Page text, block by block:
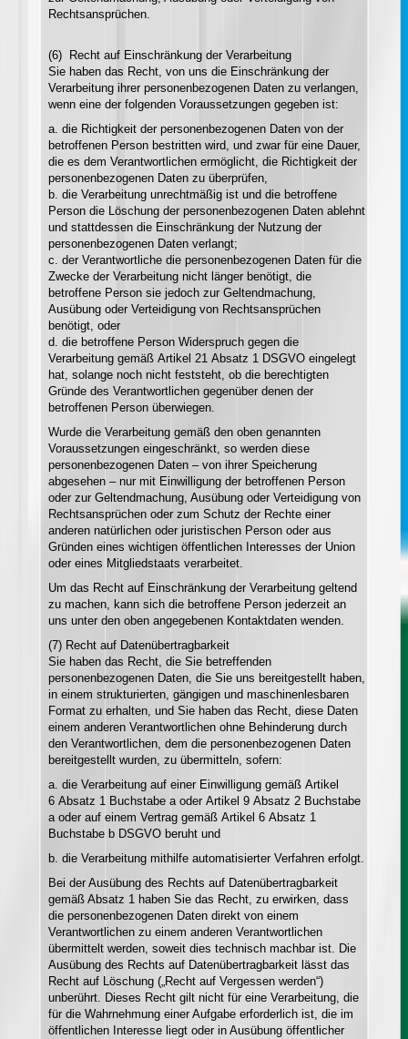
Rechtsansprüchen.
(6) Recht auf Einschränkung der Verarbeitung
Sie haben das Recht, von uns die Einschränkung der
Verarbeitung ihrer personenbezogenen Daten zu verlangen,
wenn eine der folgenden Voraussetzungen gegeben ist:
a. die Richtigkeit der personenbezogenen Daten von der
betroffenen Person bestritten wird, und zwar für eine Dauer,
die es dem Verantwortlichen ermöglicht, die Richtigkeit der
personenbezogenen Daten zu überprüfen,
b. die Verarbeitung unrechtmäßig ist und die betroffene
Person die Löschung der personenbezogenen Daten ablehnt
und stattdessen die Einschränkung der Nutzung der
personenbezogenen Daten verlangt;
c. der Verantwortliche die personenbezogenen Daten für die
Zwecke der Verarbeitung nicht länger benötigt, die
betroffene Person sie jedoch zur Geltendmachung,
Ausübung oder Verteidigung von Rechtsansprüchen
benötigt, oder
d. die betroffene Person Widerspruch gegen die
Verarbeitung gemäß Artikel 21 Absatz 1 DSGVO eingelegt
hat, solange noch nicht feststeht, ob die berechtigten
Gründe des Verantwortlichen gegenüber denen der
betroffenen Person überwiegen.
Wurde die Verarbeitung gemäß den oben genannten
Voraussetzungen eingeschränkt, so werden diese
personenbezogenen Daten – von ihrer Speicherung
abgesehen – nur mit Einwilligung der betroffenen Person
oder zur Geltendmachung, Ausübung oder Verteidigung von
Rechtsansprüchen oder zum Schutz der Rechte einer
anderen natürlichen oder juristischen Person oder aus
Gründen eines wichtigen öffentlichen Interesses der Union
oder eines Mitgliedstaats verarbeitet.
Um das Recht auf Einschränkung der Verarbeitung geltend
zu machen, kann sich die betroffene Person jederzeit an
uns unter den oben angegebenen Kontaktdaten wenden.
(7) Recht auf Datenübertragbarkeit
Sie haben das Recht, die Sie betreffenden
personenbezogenen Daten, die Sie uns bereitgestellt haben,
in einem strukturierten, gängigen und maschinenlesbaren
Format zu erhalten, und Sie haben das Recht, diese Daten
einem anderen Verantwortlichen ohne Behinderung durch
den Verantwortlichen, dem die personenbezogenen Daten
bereitgestellt wurden, zu übermitteln, sofern:
a. die Verarbeitung auf einer Einwilligung gemäß Artikel
6 Absatz 1 Buchstabe a oder Artikel 9 Absatz 2 Buchstabe
a oder auf einem Vertrag gemäß Artikel 6 Absatz 1
Buchstabe b DSGVO beruht und
b. die Verarbeitung mithilfe automatisierter Verfahren erfolgt.
Bei der Ausübung des Rechts auf Datenübertragbarkeit
gemäß Absatz 1 haben Sie das Recht, zu erwirken, dass
die personenbezogenen Daten direkt von einem
Verantwortlichen zu einem anderen Verantwortlichen
übermittelt werden, soweit dies technisch machbar ist. Die
Ausübung des Rechts auf Datenübertragbarkeit lässt das
Recht auf Löschung („Recht auf Vergessen werden“)
unberührt. Dieses Recht gilt nicht für eine Verarbeitung, die
für die Wahrnehmung einer Aufgabe erforderlich ist, die im
öffentlichen Interesse liegt oder in Ausübung öffentlicher